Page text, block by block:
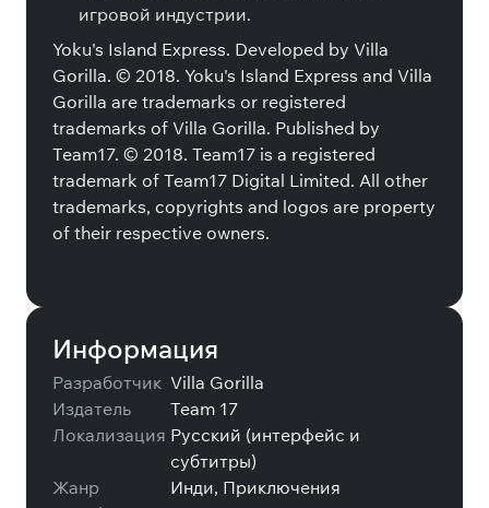
игровой индустрии.
Yoku's Island Express. Developed by Villa
Gorilla. © 2018. Yoku's Island Express and Villa
Gorilla are trademarks or registered
trademarks of Villa Gorilla. Published by
Team17. © 2018. Team17 is a registered
trademark of Team17 Digital Limited. All other
trademarks, copyrights and logos are property
of their respective owners.
Информация
Разработчик Villa Gorilla
Издатель
Team 17
Локализация Русский (интерфейс и
субтитры)
Жанр
Инди, Приключения